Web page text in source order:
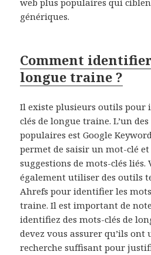
web plus populaires qui
génériques.
Comment
longue traine ?
Il existe plusieurs outils pour
clés de longue traine. L’un
populaires est Google
permet de saisir un mot-clé
suggestions de mots-clés liés.
également utiliser des outils
Ahrefs pour identifier les
traine. Il est important de
identifiez des mots-clés de
devez vous assurer qu’ils ont
recherche suffisant pour